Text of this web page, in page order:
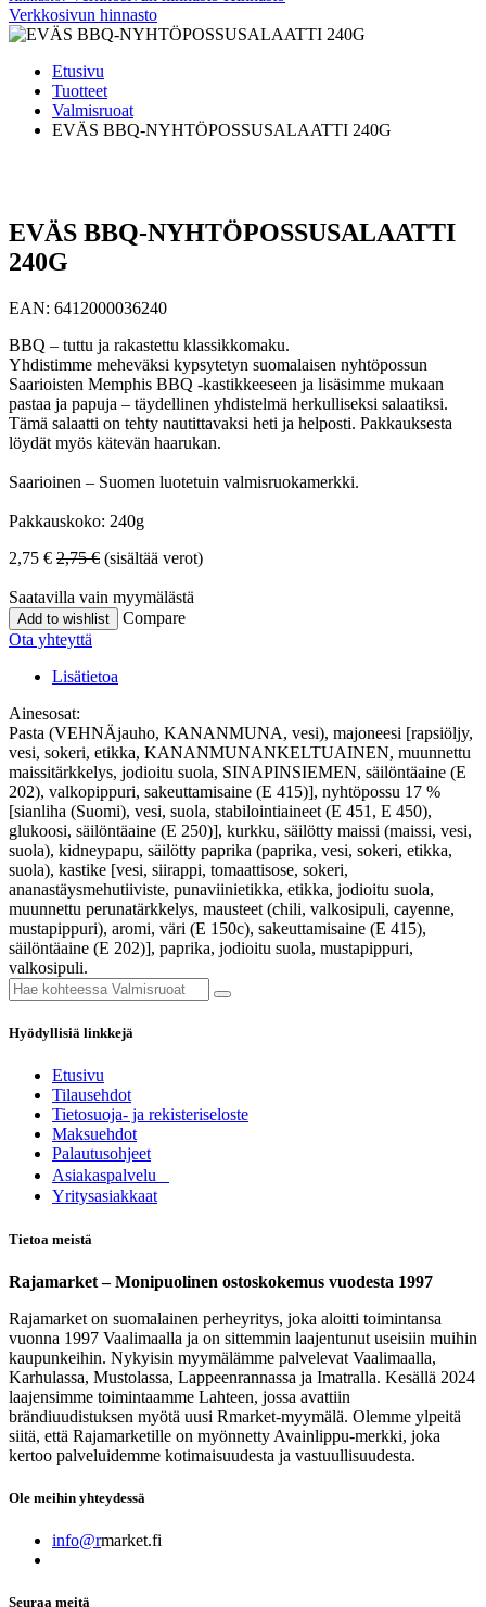
Verkkosivun hinnasto
Etusivu
Tuotteet
Valmisruoat
EVÄS BBQ-NYHTÖPOSSUSALAATTI 240G
EVÄS BBQ-NYHTÖPOSSUSALAATTI
240G
EAN: 6412000036240
BBQ – tuttu ja rakastettu klassikkomaku.
Yhdistimme meheväksi kypsytetyn suomalaisen nyhtöpossun
Saarioisten Memphis BBQ -kastikkeeseen ja lisäsimme mukaan
pastaa ja papuja – täydellinen yhdistelmä herkulliseksi salaatiksi.
Tämä salaatti on tehty nautittavaksi heti ja helposti. Pakkauksesta
löydät myös kätevän haarukan.
Saarioinen – Suomen luotetuin valmisruokamerkki.
Pakkauskoko: 240g
2,75 € 2,75€ (sisältää verot)
Saatavilla vain myymälästä
Add to wishlist
Compare
Ota yhteyttä
Lisätietoa
Ainesosat:
Pasta (VEHNÄjauho, KANANMUNA, vesi), majoneesi [rapsiöljy,
vesi, sokeri, etikka, KANANMUNANKELTUAINEN, muunnettu
maissitärkkelys, jodioitu suola, SINAPINSIEMEN, säilöntäaine (E
202), valkopippuri, sakeuttamisaine (E 415)], nyhtöpossu 17 %
[sianliha (Suomi), vesi, suola, stabilointiaineet (E 451, E 450),
glukoosi, säilöntäaine (E 250)], kurkku, säilötty maissi (maissi, vesi,
suola), kidneypapu, säilötty paprika (paprika, vesi, sokeri, etikka,
suola), kastike [vesi, siirappi, tomaattisose, sokeri,
ananastäysmehutiiviste, punaviinietikka, etikka, jodioitu suola,
muunnettu perunatärkkelys, mausteet (chili, valkosipuli, cayenne,
mustapippuri), aromi, väri (E 150c), sakeuttamisaine (E 415),
säilöntäaine (E 202)], paprika, jodioitu suola, mustapippuri,
valkosipuli.
Hyödyllisiä linkkejä
Etusivu
Tilausehdot
Tietosuoja- ja rekisteriseloste
Maksuehdot
Palautusohjeet
Asia​k​aspalvelu
​Yritysasiakkaat
Tietoa meistä
Rajamarket – Monipuolinen ostoskokemus vuodesta 1997
Rajamarket on suomalainen perheyritys, joka aloitti toimintansa
vuonna 1997 Vaalimaalla ja on sittemmin laajentunut useisiin muihin
kaupunkeihin. Nykyisin myymälämme palvelevat Vaalimaalla,
Karhulassa, Mustolassa, Lappeenrannassa ja Imatralla. Kesällä 2024
laajensimme toimintaamme Lahteen, jossa avattiin
brändiuudistuksen myötä uusi Rmarket-myymälä. Olemme ylpeitä
siitä, että Rajamarketille on myönnetty Avainlippu-merkki, joka
kertoo palveluidemme kotimaisuudesta ja vastuullisuudesta.
Ole meihin yhteydessä
info@rmarket.fi
Seuraa meitä